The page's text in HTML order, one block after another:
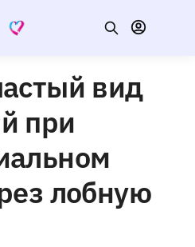
вид
при
лобную